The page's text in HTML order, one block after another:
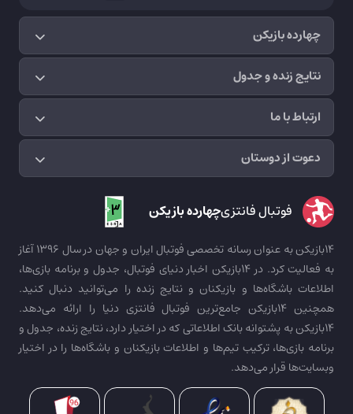
چهارده بازیکن
نتایج زنده و جدول
ارتباط با ما
دعوت از دوستان
فوتبال فانتزیچهارده بازیکن
14بازیکن به عنوان رسانه تخصصی فوتبال ایران و جهان در سال 1396 آغاز
به فعالیت کرد. در 14بازیکن اخبار دنیای فوتبال، جدول و برنامه بازی‌ها،
اطلاعات باشگاه‌ها و بازیکنان و نتایج زنده را می‌توانید دنبال کنید.
همچنین 14بازیکن جامع‌ترین فوتبال فانتزی دنیا را ارائه می‌دهد.
14بازیکن به پشتوانه بانک اطلاعاتی که در اختیار دارد، نتایج زنده، جدول و
برنامه بازی‌ها، ترکیب تیم‌ها و اطلاعات بازیکنان و باشگاه‌ها را در اختیار
وبسایت‌ها قرار می‌دهد.